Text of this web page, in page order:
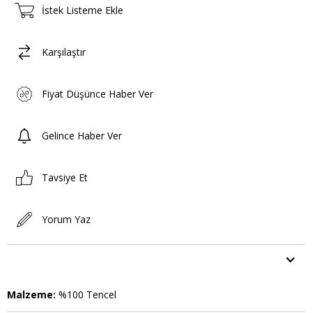
İstek Listeme Ekle
Karşılaştır
Fiyat Düşünce Haber Ver
Gelince Haber Ver
Tavsiye Et
Yorum Yaz
Malzeme: %100 Tencel